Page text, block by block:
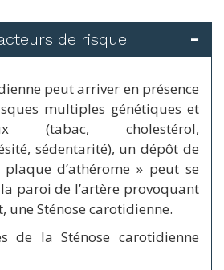
de risque
peut arriver en présence
multiples génétiques et
(tabac, cholestérol,
sédentarité), un dépôt de
d’athérome » peut se
paroi de l’artère provoquant
une Sténose carotidienne.
de laSténose carotidienne